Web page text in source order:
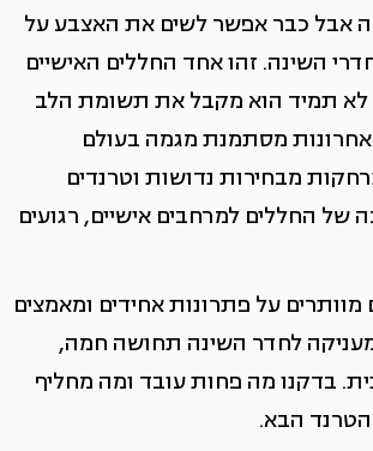
אבל כבר אפשר לשים את האצבע על
השינה. זהו אחד החללים האישיים
לא תמיד הוא מקבל את תשומת הלב
מסתמנת מגמה בעולם
מבחירות נדושות וטרנדים
של החללים למרחבים אישיים, רגועים
מוותרים על פתרונות אחידים ומאמצים
לחדר השינה תחושה חמה,
בדקנו מה פחות עובד ומה מחליף
הבא.